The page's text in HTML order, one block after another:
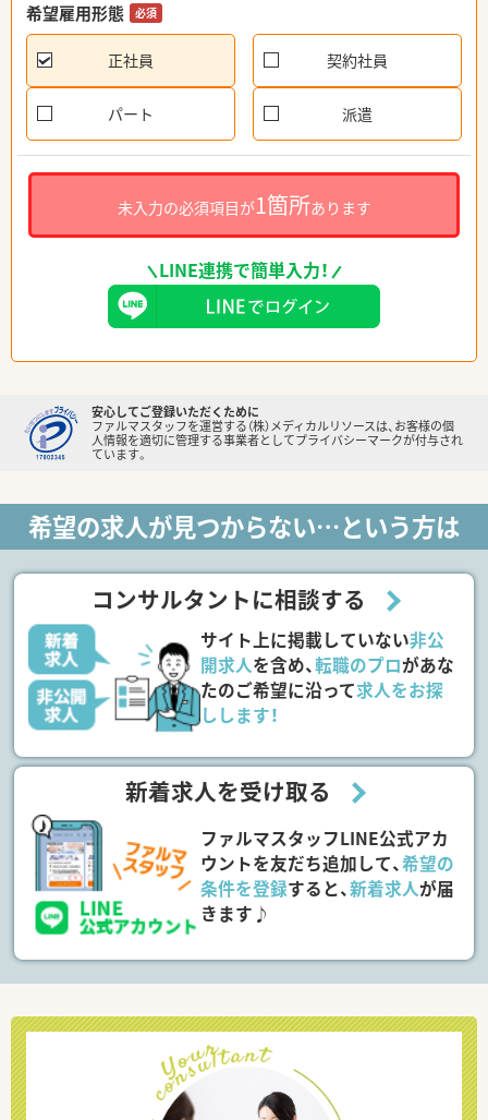
希望雇用形態 必須
正社員 契約社員
パート 派遣
未入力の必須項目が1箇所あります
LINE連携で簡単入力！
安心してご登録いただくために
ファルマスタッフを運営する（株）メディカルリソースは、お客様の個
人情報を適切に管理する事業者としてプライバシーマークが付与され
ています。
希望の求人が見つからない…という方は
コンサルタントに相談する
サイト上に掲載していない非公
開求人を含め、転職のプロがあな
たのご希望に沿って求人をお探
しします！
新着求人を受け取る
ファルマスタッフLINE公式アカ
ウントを友だち追加して、希望の
条件を登録すると、新着求人が届
きます♪